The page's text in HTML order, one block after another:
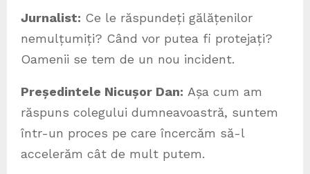
Jurnalist: Ce le răspundeți gălățenilor
nemulțumiți? Când vor putea fi protejați?
Oamenii se tem de un nou incident.
Președintele Nicușor Dan: Așa cum am
răspuns colegului dumneavoastră, suntem
într-un proces pe care încercăm să-l
accelerăm cât de mult putem.